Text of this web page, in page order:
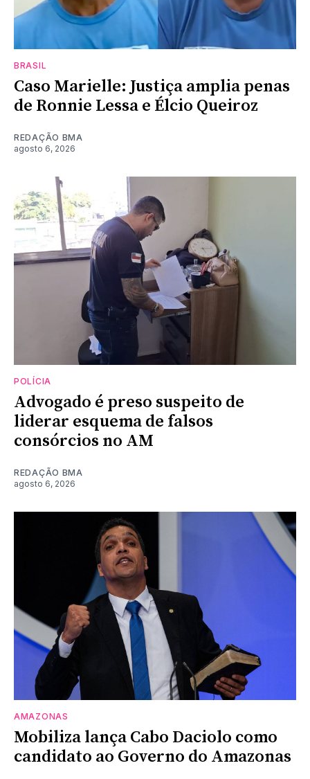
BRASIL
Caso Marielle: Justiça amplia penas
de Ronnie Lessa e Élcio Queiroz
REDAÇÃO BMA
agosto 6, 2026
POLÍCIA
Advogado é preso suspeito de
liderar esquema de falsos
consórcios no AM
REDAÇÃO BMA
agosto 6, 2026
AMAZONAS
Mobiliza lança Cabo Daciolo como
candidato ao Governo do Amazonas